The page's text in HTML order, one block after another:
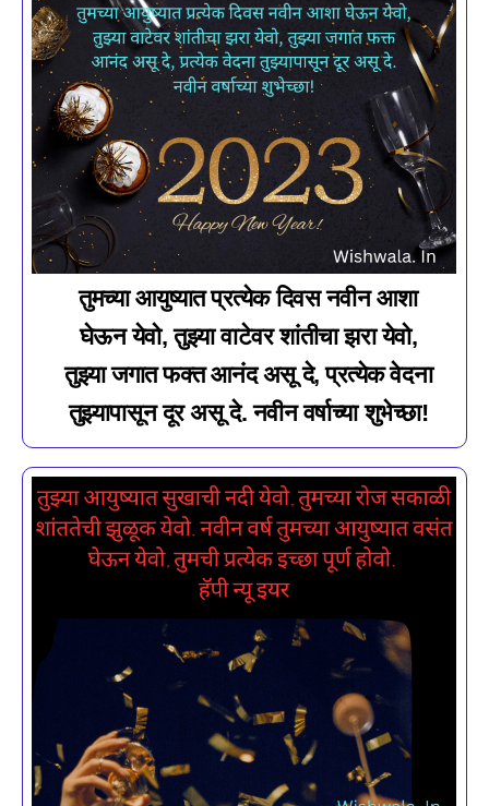
तुमच्या आयुष्यात प्रत्येक दिवस नवीन आशा
घेऊन येवो, तुझ्या वाटेवर शांतीचा झरा येवो,
तुझ्या जगात फक्त आनंद असू दे, प्रत्येक वेदना
तुझ्यापासून दूर असू दे. नवीन वर्षाच्या शुभेच्छा!